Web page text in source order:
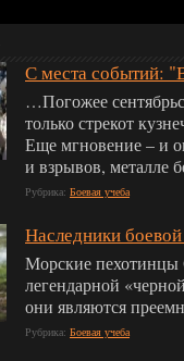
С места событий:
…Погожее
только стрекот
Еще мгновение – и
и взрывов, металле
Рубрика: Боевая учеба
Наследники
Морские пехотинцы
легендарной
они являются
Рубрика: Боевая учеба